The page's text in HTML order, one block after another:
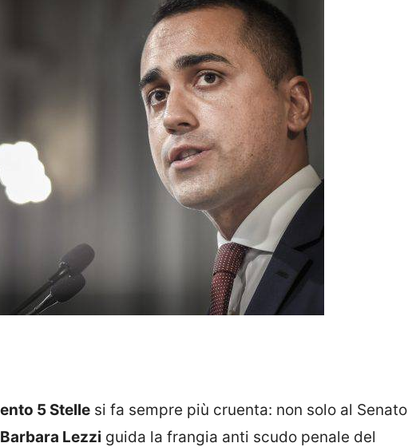
5 Stelle si fa sempre più cruenta: non solo al Senato
Barbara Lezzi guida la frangia anti scudo penale del